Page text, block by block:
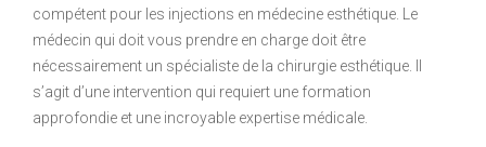
compétent pour les injections en médecine esthétique. Le
médecin qui doit vous prendre en charge doit être
nécessairement un spécialiste de la chirurgie esthétique. Il
s’agit d’une intervention qui requiert une formation
approfondie et une incroyable expertise médicale.